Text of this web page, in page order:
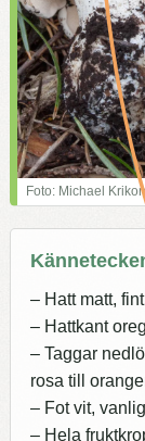
Foto: Michael
– Hatt matt,
– Hattkant
– Taggar
rosa till
– Fot vit,
– Hela